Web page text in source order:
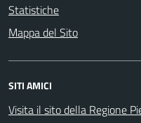
Statistiche
Mappa del Sito
SITI AMICI
Visita il sito della Regione